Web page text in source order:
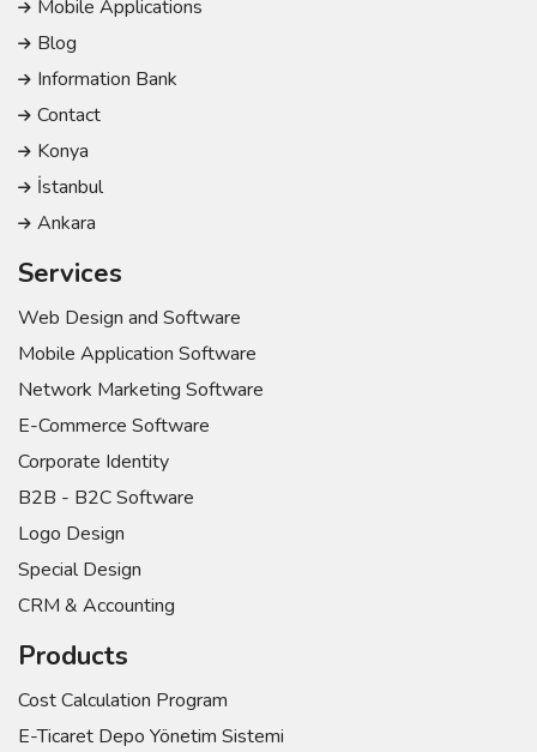
Mobile Applications
Blog
Information Bank
Contact
Konya
İstanbul
Ankara
Services
Web Design and Software
Mobile Application Software
Network Marketing Software
E-Commerce Software
Corporate Identity
B2B - B2C Software
Logo Design
Special Design
CRM & Accounting
Products
Cost Calculation Program
E-Ticaret Depo Yönetim Sistemi